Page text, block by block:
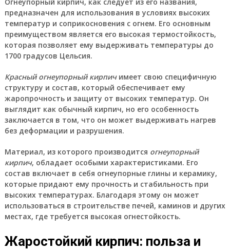
предназначен для использования в условиях высоких
температур и соприкосновения с огнем. Его основным
преимуществом является его высокая термостойкость,
которая позволяет ему выдерживать температуры до
1700 градусов Цельсия.
Красный огнеупорный кирпичимеет свою специфичную
структуру и состав, который обеспечивает ему
жаропрочность и защиту от высоких температур. Он
выглядит как обычный кирпич, но его особенность
заключается в том, что он может выдерживать нагрев
без деформации и разрушения.
Материал, из которого производится огнеупорный
кирпич, обладает особыми характеристиками. Его
состав включает в себя огнеупорные глины и керамику,
которые придают ему прочность и стабильность при
высоких температурах. Благодаря этому он может
использоваться в строительстве печей, каминов и других
местах, где требуется высокая огнестойкость.
Жаростойкий кирпич: польза и